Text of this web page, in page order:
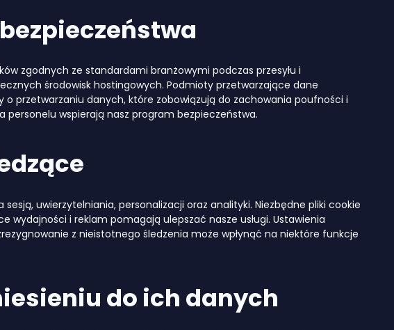
zgodnych ze standardami branżowymi podczas przesyłu i
środowisk hostingowych. Podmioty przetwarzające dane
przetwarzaniu danych, które zobowiązują do zachowania poufności i
wspierają nasz program bezpieczeństwa.
uwierzytelniania, personalizacji oraz analityki. Niezbędne pliki cookie
i reklam pomagają ulepszać nasze usługi. Ustawienia
z nieistotnego śledzenia może wpłynąć na niektóre funkcje
do ich danych